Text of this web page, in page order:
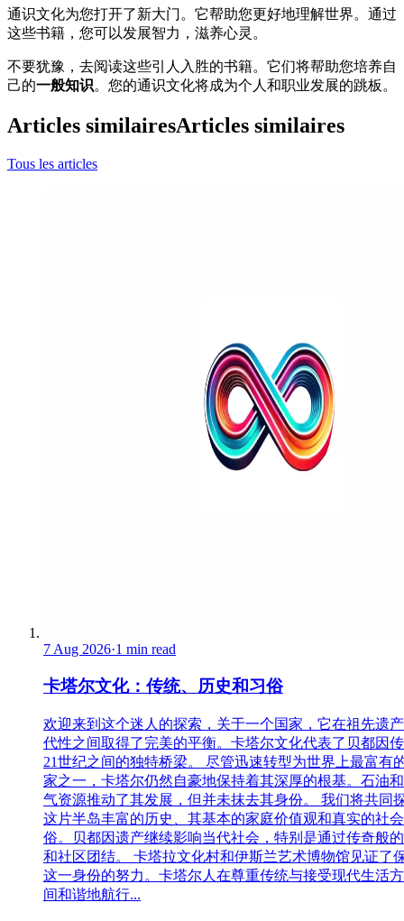
通识文化为您打开了新大门。它帮助您更好地理解世界。通过
这些书籍，您可以发展智力，滋养心灵。
不要犹豫，去阅读这些引人入胜的书籍。它们将帮助您培养自
己的一般知识。您的通识文化将成为个人和职业发展的跳板。
Articles similairesArticles similaires
Tous les articles
7 Aug 2026·1 min read
卡塔尔文化：传统、历史和习俗
欢迎来到这个迷人的探索，关于一个国家，它在祖先遗
代性之间取得了完美的平衡。卡塔尔文化代表了贝都因
21世纪之间的独特桥梁。 尽管迅速转型为世界上最富有
家之一，卡塔尔仍然自豪地保持着其深厚的根基。石油
气资源推动了其发展，但并未抹去其身份。 我们将共同
这片半岛丰富的历史、其基本的家庭价值观和真实的社
俗。贝都因遗产继续影响当代社会，特别是通过传奇般
和社区团结。 卡塔拉文化村和伊斯兰艺术博物馆见证了
这一身份的努力。卡塔尔人在尊重传统与接受现代生活
间和谐地航行...